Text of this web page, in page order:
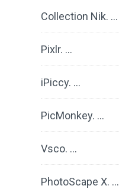
Collection Nik. …
Pixlr. …
iPiccy. …
PicMonkey. …
Vsco. …
PhotoScape X. …